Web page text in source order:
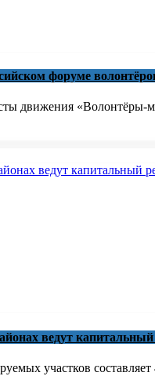
форуме
движения «Волонтёры-
ведут капитальный
участков